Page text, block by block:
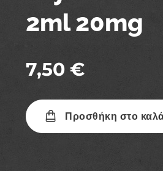
2ml 20mg
7,50 €
Προσθήκη στο